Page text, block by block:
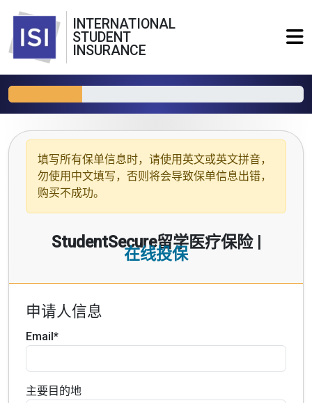
INTERNATIONAL
STUDENT
INSURANCE
填写所有保单信息时，请使用 英文或英文拼音，
勿使用中文填写，否则将会导致保单信息出错，
购买不成功。
StudentSecure留学医疗保险 |
在线投保
申请人信息
Email*
主要目的地